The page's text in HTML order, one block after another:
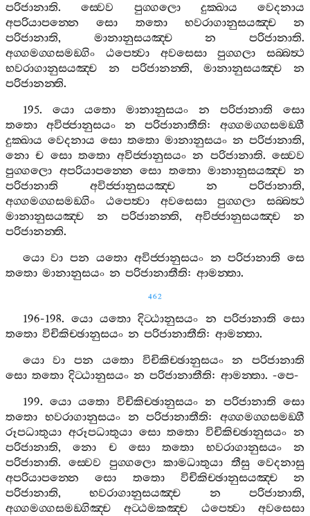
පරිජානාති.ස‍්වෙව පුග‍්ගලො දුක‍්ඛාය
වෙදනාය
අපරියාපන‍්නෙ
සො තතො භවරාගානුසයඤ‍්ච
න
පරිජානාති, මානානුසයඤ‍්ච න පරිජානාති.
අග‍්ගමග‍්ගසමඞ‍්ගිං
ඨපෙත්‍වා අවසෙසා පුග‍්ගලා
සබ‍්බත්‍ථ
භවරාගානුසයඤ‍්ච
න පරිජානන‍්ති,මානානුසයඤ‍්ච
න
පරිජානන‍්ති.
195. යො යතො මානානුසයං න පරිජානාති
සො
තතො
අවිජ‍්ජානුසයං න පරිජානාතීති: අග‍්ගමග‍්ගසමඞ‍්ගී
දුක‍්ඛාය වෙදනාය සො තතො මානානුසයං න පරිජානාති,
නො ච සො තතො අවිජ‍්ජානුසයං න පරිජානාති.ස‍්වෙව
පුග‍්ගලො අපරියාපන‍්නෙ සො තතො මානානුසයඤ‍්ච න
පරිජානාති
අවිජ‍්ජානුසයඤ‍්ච න පරිජානාති,
අග‍්ගමග‍්ගසමඞ‍්ගිං
ඨපෙත්‍වා අවසෙසා පුග‍්ගලා
සබ‍්බත්‍ථ
මානානුසයඤ‍්ච
න පරිජානන‍්ති, අවිජ‍්ජානුසයඤ‍්ච
න
පරිජානන‍්ති.
යො වා පන යතො අවිජ‍්ජානුසයං න පරිජානාති සෙ
තතො මානානුසයං න පරිජානාතීති: ආමන‍්තා.
462
196-198. යො යතො දිට‍්ඨානුසයං න පරිජානාති සො
තතො විචිකිච‍්ඡානුසයං න පරිජානාතීති: ආමන‍්තා.
යො
වා පන යතො විචිකිච‍්ඡානුසයං න
පරිජානාති
සො තතො දිට‍්ඨානුසයං න පරිජානාතීති: ආමන‍්තා. -පෙ-
199.යො යතො විචිකිච‍්ඡානුසයං න පරිජානාති සො
තතො භවරාගානුසයං න පරිජානාතීති: අග‍්ගමග‍්ගසමඞ‍්ගී
රූපධාතුයා අරූපධාතුයා සො තතො විචිකිච‍්ඡානුසයං න
පරිජානාති,නො ච සො තතො භවරාගානුසයං
න
පරිජානාති.ස‍්වෙව පුග‍්ගලො කාමධාතුයා තීසු
වෙදනාසු
අපරියාපන‍්නෙ
සො තතො විචිකිච‍්ඡානුසයඤ‍්ච
න
පරිජානාති,භවරාගානුසයඤ‍්ච න පරිජානාති,
අග‍්ගමග‍්ගසමඞ‍්ගිඤ‍්ච
අට‍්ඨමකඤ‍්ච ඨපෙත්‍වා
අවසෙසා